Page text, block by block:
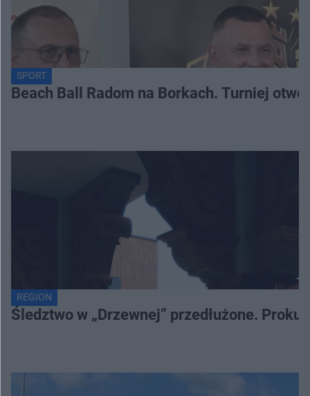
SPORT
Beach Ball Radom na Borkach. Turniej
REGION
Śledztwo w „Drzewnej” przedłużone.